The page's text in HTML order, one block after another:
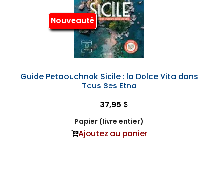
Nouveauté
Guide Petaouchnok Sicile : la Dolce Vita dans
Tous Ses Etna
37,95 $
Papier (livre entier)
Ajoutez au panier